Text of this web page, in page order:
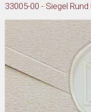
33005-00 - Siegel